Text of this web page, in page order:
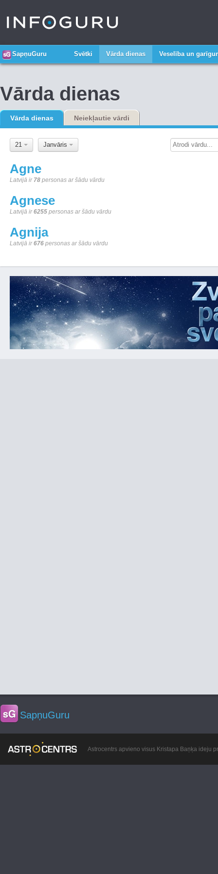
SapņuGuru Svētki Vārda dienas Veselība un
Vārda dienas
Vārda dienas Neiekļautie vārdi
21 Janvāris
Agne
Latvijā ir 78 personas ar šādu vārdu
Agnese
Latvijā ir6255 personas ar šādu vārdu
Agnija
Latvijā ir676 personas ar šādu vārdu
SapņuGuru
Astrocentrs apvieno visus Kristapa Baņķa ideju